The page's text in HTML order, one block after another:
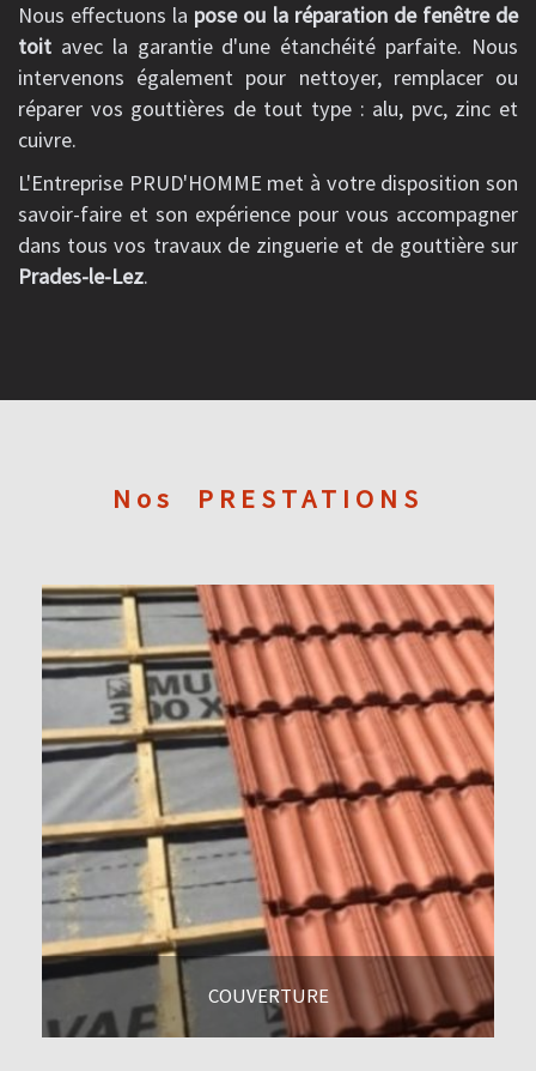
Nous effectuons la pose ou la réparation de fenêtre de
toit avec la garantie d'une étanchéité parfaite. Nous
intervenons également pour nettoyer, remplacer ou
réparer vos gouttières de tout type : alu, pvc, zinc et
cuivre.
L'Entreprise PRUD'HOMME met à votre disposition son
savoir-faire et son expérience pour vous accompagner
dans tous vos travaux de zinguerie et de gouttière sur
Prades-le-Lez.
Nos PRESTATIONS
COUVERTURE